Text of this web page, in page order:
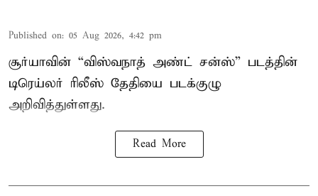
Published on: 05 Aug 2026, 4:42 pm
சூர்யாவின் “விஸ்வநாத் அண்ட் சன்ஸ்” படத்தின்
டிரெய்லர் ரிலீஸ் தேதியை படக்குழு
அறிவித்துள்ளது.
Read More